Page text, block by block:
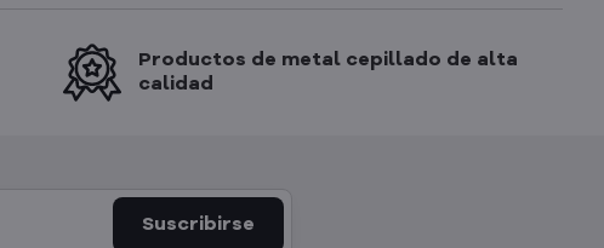
Productos de metal cepillado de alta
calidad
Suscribirse